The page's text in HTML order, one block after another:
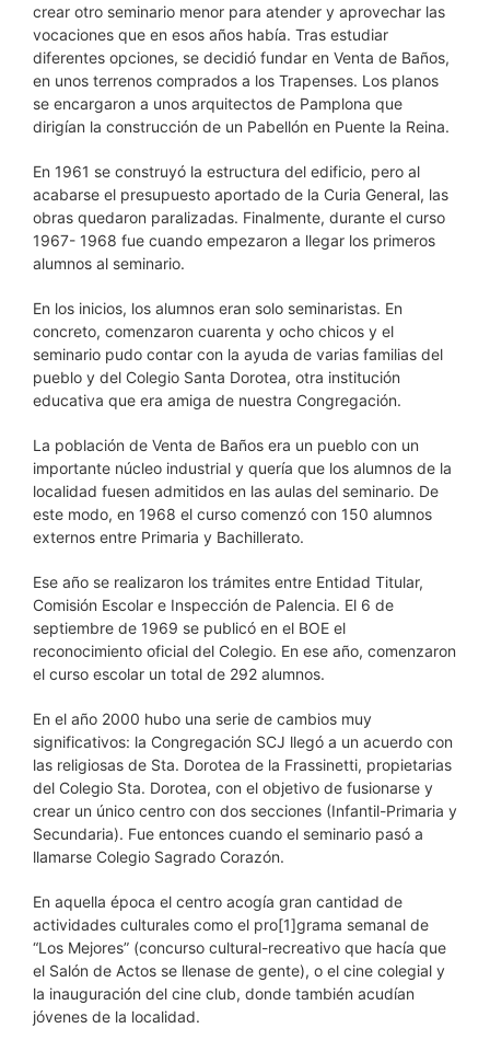
crear otro seminario menor para atender y aprovechar las
vocaciones que en esos años había. Tras estudiar
diferentes opciones, se decidió fundar en Venta de Baños,
en unos terrenos comprados a los Trapenses. Los planos
se encargaron a unos arquitectos de Pamplona que
dirigían la construcción de un Pabellón en Puente la Reina.
En 1961 se construyó la estructura del edificio, pero al
acabarse el presupuesto aportado de la Curia General, las
obras quedaron paralizadas. Finalmente, durante el curso
1967- 1968 fue cuando empezaron a llegar los primeros
alumnos al seminario.
En los inicios, los alumnos eran solo seminaristas. En
concreto, comenzaron cuarenta y ocho chicos y el
seminario pudo contar con la ayuda de varias familias del
pueblo y del Colegio Santa Dorotea, otra institución
educativa que era amiga de nuestra Congregación.
La población de Venta de Baños era un pueblo con un
importante núcleo industrial y quería que los alumnos de la
localidad fuesen admitidos en las aulas del seminario. De
este modo, en 1968 el curso comenzó con 150 alumnos
externos entre Primaria y Bachillerato.
Ese año se realizaron los trámites entre Entidad Titular,
Comisión Escolar e Inspección de Palencia. El 6 de
septiembre de 1969 se publicó en el BOE el
reconocimiento oficial del Colegio. En ese año, comenzaron
el curso escolar un total de 292 alumnos.
En el año 2000 hubo una serie de cambios muy
significativos: la Congregación SCJ llegó a un acuerdo con
las religiosas de Sta. Dorotea de la Frassinetti, propietarias
del Colegio Sta. Dorotea, con el objetivo de fusionarse y
crear un único centro con dos secciones (Infantil-Primaria y
Secundaria). Fue entonces cuando el seminario pasó a
llamarse Colegio Sagrado Corazón.
En aquella época el centro acogía gran cantidad de
actividades culturales como el pro[1]grama semanal de
“Los Mejores” (concurso cultural-recreativo que hacía que
el Salón de Actos se llenase de gente), o el cine colegial y
la inauguración del cine club, donde también acudían
jóvenes de la localidad.